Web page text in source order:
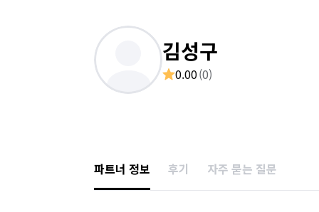
김성구
0.00(0)
파트너 정보 후기 자주 묻는 질문